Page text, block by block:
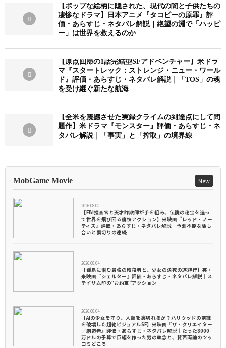
【ポップな絵柄に隠された、現代の闇と子供たちの
凄惨なドラマ】日本アニメ『タコピーの原罪』評
価・あらすじ・ネタバレ解説｜絶望の淵で「ハッピ
ー」は世界を救えるのか
【原点回帰の1話完結型SFアドベンチャー】米ドラ
マ『スタートレック：ストレンジ・ニュー・ワール
ド』評価・あらすじ・ネタバレ解説｜「TOS」の魂
を受け継ぐ新たな航海
【全米を震撼させた実録クライムの到達点にして問
題作】米ドラマ『モンスター』評価・あらすじ・ネ
タバレ解説｜「事実」と「搾取」の境界線
MobGame Movie New
2026.08.05
【FBI捜査官と天才詐欺師が手を組み、伝説の秘宝を追っ
て世界を飛び回る痛快アクション】米映画『レッド・ノー
ティス』評価・あらすじ・ネタバレ解説｜予測不能な騙し
合いと裏切りの連続
2026.08.04
【孤島に潜む最強の暗殺者と、少女の決死の逃避行】英・
米映画『シェルター』評価・あらすじ・ネタバレ解説｜ス
テイサム印の“お約束”アクション
2026.08.04
【AIの少女を守り、人類を裏切れるか？ハリウッドの常識
を破壊した超絶ビジュアルSF】米映画『ザ・クリエイター
／創造者』評価・あらすじ・ネタバレ解説｜たった8000
万ドルの予算で巨編を作った男の執念と、賛否両論のツッ
コミどころ